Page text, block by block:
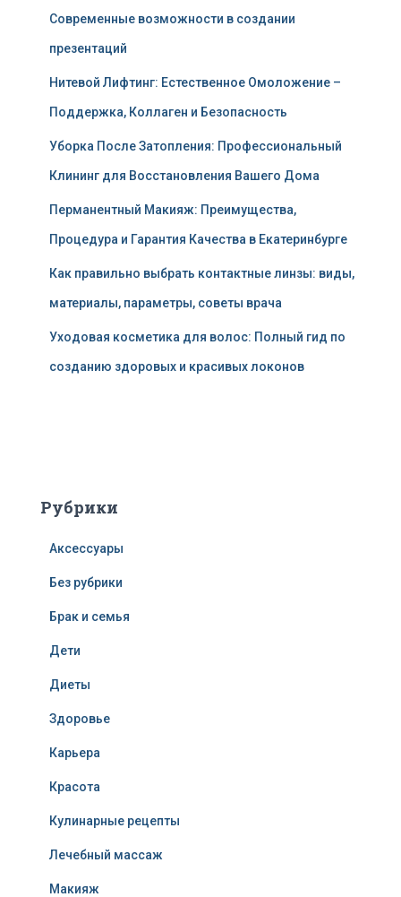
Современные возможности в создании
презентаций
Нитевой Лифтинг: Естественное Омоложение –
Поддержка, Коллаген и Безопасность
Уборка После Затопления: Профессиональный
Клининг для Восстановления Вашего Дома
Перманентный Макияж: Преимущества,
Процедура и Гарантия Качества в Екатеринбурге
Как правильно выбрать контактные линзы: виды,
материалы, параметры, советы врача
Уходовая косметика для волос: Полный гид по
созданию здоровых и красивых локонов
Рубрики
Аксессуары
Без рубрики
Брак и семья
Дети
Диеты
Здоровье
Карьера
Красота
Кулинарные рецепты
Лечебный массаж
Макияж